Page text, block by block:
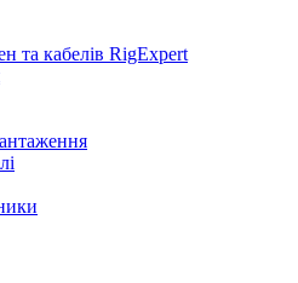
та кабелів RigExpert